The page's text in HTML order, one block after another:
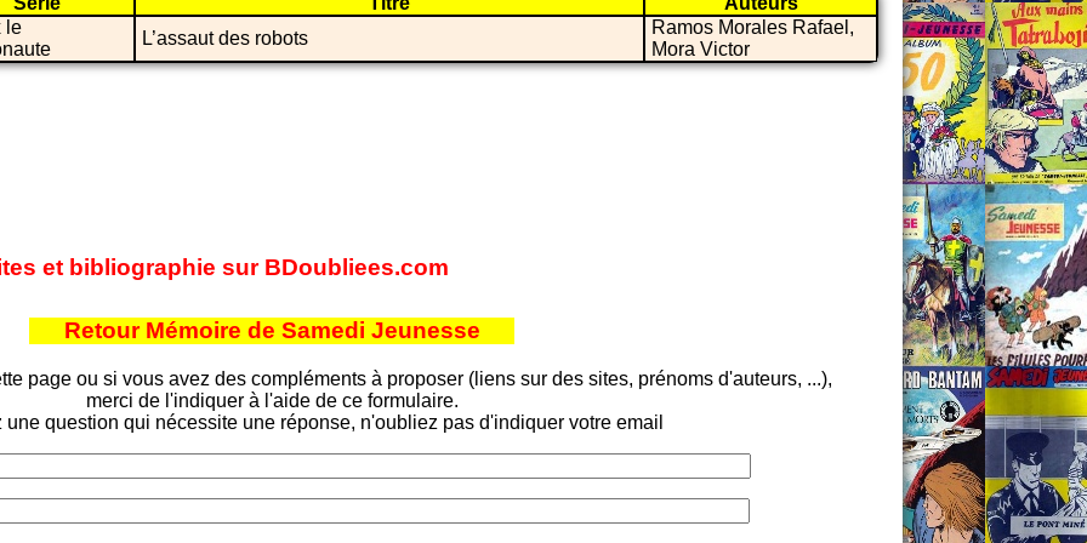
le
L’assaut des robots
Ramos Morales Rafael,
Mora Victor
et bibliographie sur BDoubliees.com
Retour Mémoire de Samedi Jeunesse
page ou si vous avez des compléments à proposer (liens sur des sites, prénoms d'auteurs, ...),
merci de l'indiquer à l'aide de ce formulaire.
question qui nécessite une réponse, n'oubliez pas d'indiquer votre email